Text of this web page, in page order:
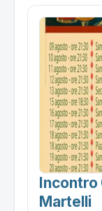
Incontro
Martelli